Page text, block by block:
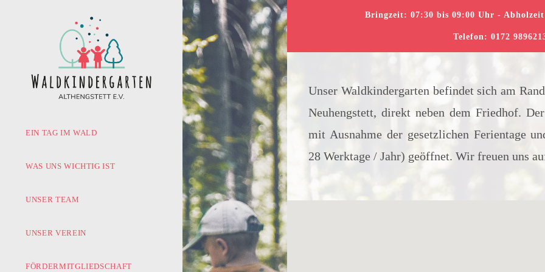
Bringzeit: 07:30 bis 09:00 Uhr -
Telefon: 0172
EIN TAG IM WALD
WAS UNS WICHTIG IST
UNSER TEAM
UNSER VEREIN
FÖRDERMITGLIEDSCHAFT
Unser Waldkindergarten befindet sich am
Neuhengstett, direkt neben dem Friedhof.
mit Ausnahme der gesetzlichen Ferientage
28 Werktage / Jahr) geöffnet. Wir freuen uns